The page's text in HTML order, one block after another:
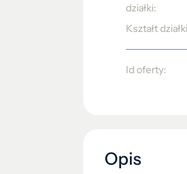
działki:
Kształt
Id oferty:
Opis